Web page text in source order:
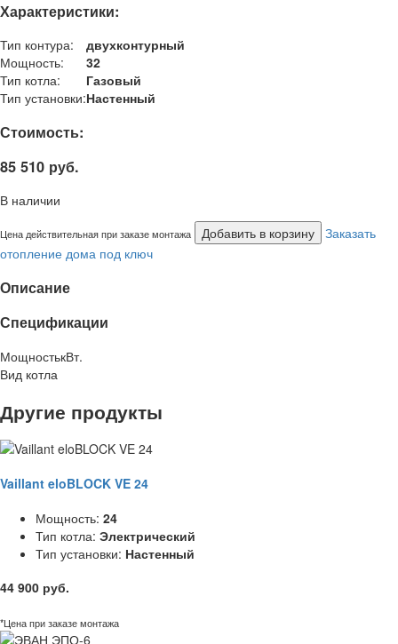
Характеристики:
Тип контура:
двухконтурный
Мощность:
32
Тип котла:
Газовый
Тип установки:Настенный
Стоимость:
85 510 руб.
В наличии
Цена действительная при заказе монтажа Добавить в корзину Заказать
отопление дома под ключ
Описание
Спецификации
МощностькВт.
Вид котла
Другие продукты
Vaillant eloBLOCK VE 24
Мощность: 24
Тип котла: Электрический
Тип установки: Настенный
44 900 руб.
*Цена при заказе монтажа